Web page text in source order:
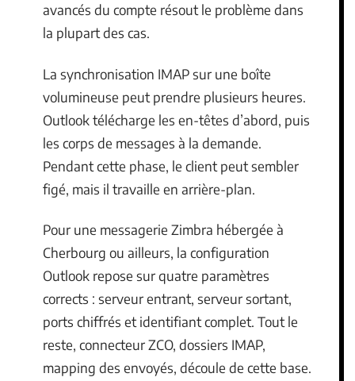
avancés du compte résout le problème dans
la plupart des cas.
La synchronisation IMAP sur une boîte
volumineuse peut prendre plusieurs heures.
Outlook télécharge les en-têtes d’abord, puis
les corps de messages à la demande.
Pendant cette phase, le client peut sembler
figé, mais il travaille en arrière-plan.
Pour une messagerie Zimbra hébergée à
Cherbourg ou ailleurs, la configuration
Outlook repose sur quatre paramètres
corrects : serveur entrant, serveur sortant,
ports chiffrés et identifiant complet. Tout le
reste, connecteur ZCO, dossiers IMAP,
mapping des envoyés, découle de cette base.